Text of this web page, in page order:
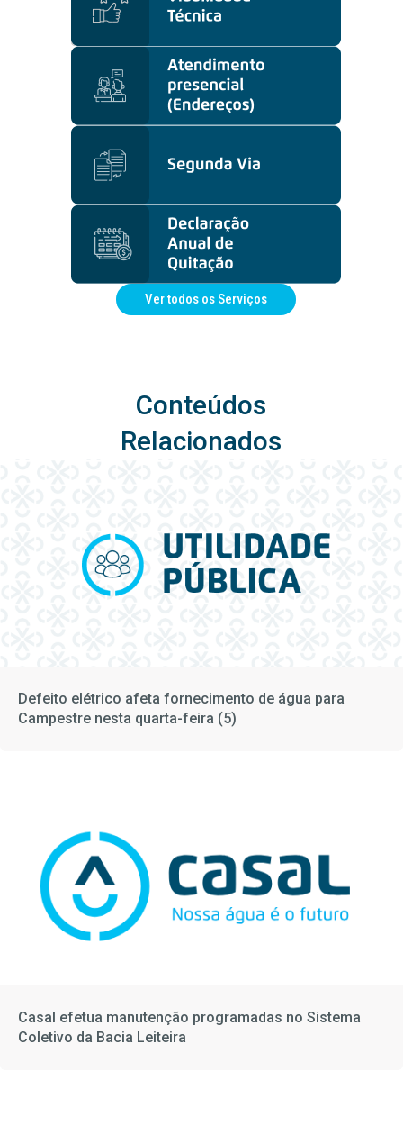
Ver todos os Serviços
Conteúdos
Relacionados
Defeito elétrico afeta fornecimento de água para
Campestre nesta quarta-feira (5)
Casal efetua manutenção programadas no Sistema
Coletivo da Bacia Leiteira